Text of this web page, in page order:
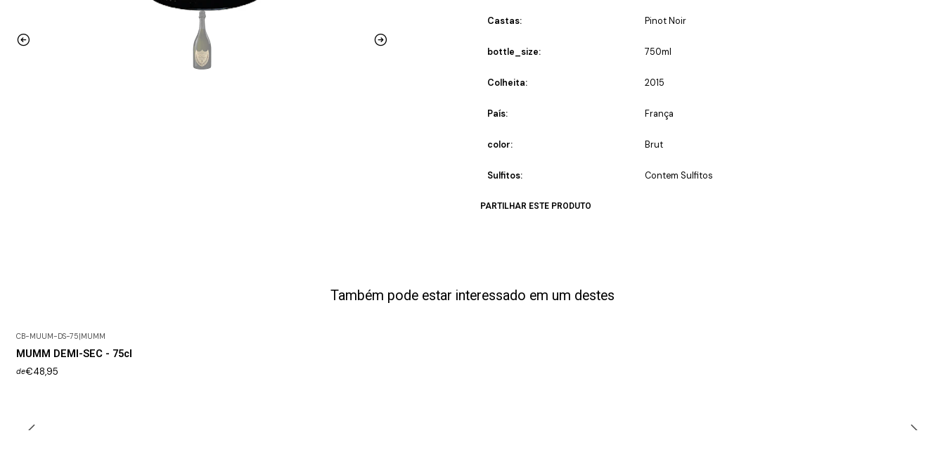
Castas: Pinot Noir
bottle_size: 750ml
Colheita: 2015
País: França
color: Brut
Sulfitos: Contem Sulfitos
PARTILHAR ESTE PRODUTO
Também pode estar interessado em um destes
CB-MUUM-DS-75 MUMM
MUMM DEMI-SEC - 75cl
de€48,95